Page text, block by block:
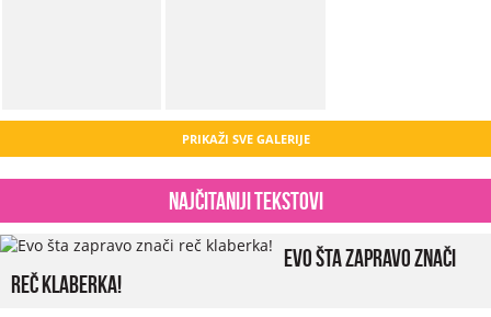
PRIKAŽI SVE GALERIJE
Najčitaniji tekstovi
Evo šta zapravo znači
reč klaberka!